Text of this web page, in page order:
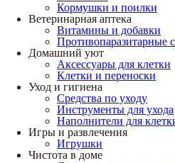
Кормушки и поилки
Ветеринарная аптека
Витамины и добавки
Противопаразитарные
Домашний уют
Аксессуары для клетки
Клетки и переноски
Уход и гигиена
Средства по уходу
Инструменты для ухода
Наполнители для
Игры и развлечения
Игрушки
Чистота в доме